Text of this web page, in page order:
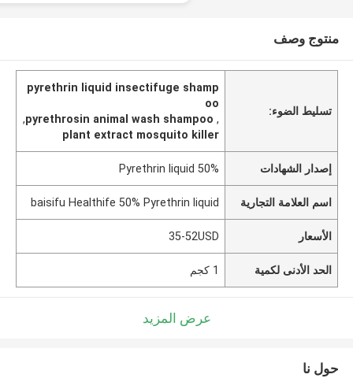
منتوج وصف
تسليط الضوء:
pyrethrin liquid insectifuge shamp
oo
,
pyrethrosin animal wash shampoo
,
plant extract mosquito killer
إصدار الشهادات 50% Pyrethrin liquid
اسم العلامة التجارية baisifu Healthife 50% Pyrethrin liquid
الأسعار 35-52USD
الحد الأدنى لكمية 1 كجم
عرض المزيد
حول نا